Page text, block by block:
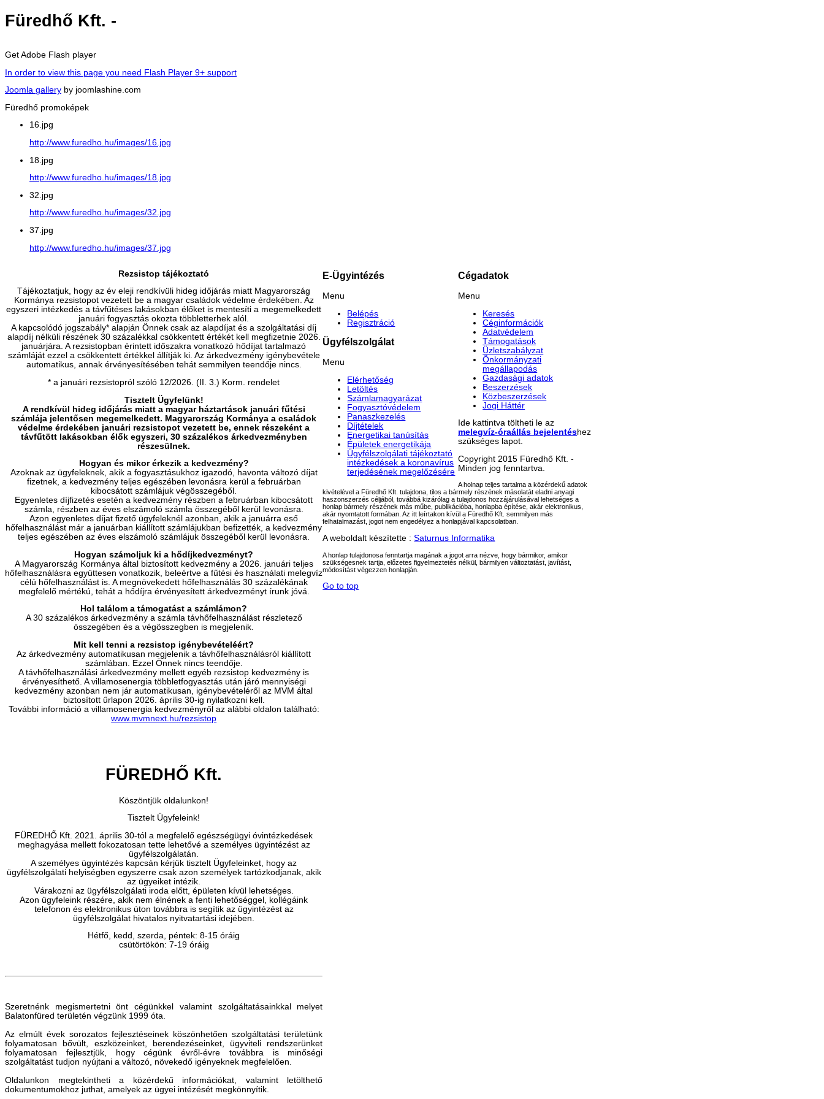
Füredhő Kft. -
Get Adobe Flash player
In order to view this page you need Flash Player 9+ support
Joomla gallery by joomlashine.com
Füredhő promoképek
16.jpg
http://www.furedho.hu/images/16.jpg
18.jpg
http://www.furedho.hu/images/18.jpg
32.jpg
http://www.furedho.hu/images/32.jpg
37.jpg
http://www.furedho.hu/images/37.jpg
Rezsistop tájékoztató
Tájékoztatjuk, hogy az év eleji rendkívüli hideg időjárás miatt Magyarország
Kormánya rezsistopot vezetett be a magyar családok védelme érdekében. Az
egyszeri intézkedés a távfűtéses lakásokban élőket is mentesíti a megemelkedett
januári fogyasztás okozta többletterhek alól.
A kapcsolódó jogszabály* alapján Önnek csak az alapdíjat és a szolgáltatási díj
alapdíj nélküli részének 30 százalékkal csökkentett értékét kell megfizetnie 2026.
januárjára. A rezsistopban érintett időszakra vonatkozó hődíjat tartalmazó
számláját ezzel a csökkentett értékkel állítják ki. Az árkedvezmény igénybevétele
automatikus, annak érvényesítésében tehát semmilyen teendője nincs.
* a januári rezsistopról szóló 12/2026. (II. 3.) Korm. rendelet
Tisztelt Ügyfelünk!
A rendkívül hideg időjárás miatt a magyar háztartások januári fűtési
számlája jelentősen megemelkedett. Magyarország Kormánya a családok
védelme érdekében januári rezsistopot vezetett be, ennek részeként a
távfűtött lakásokban élők egyszeri, 30 százalékos árkedvezményben
részesülnek.
Hogyan és mikor érkezik a kedvezmény?
Azoknak az ügyfeleknek, akik a fogyasztásukhoz igazodó, havonta változó díjat
fizetnek, a kedvezmény teljes egészében levonásra kerül a februárban
kibocsátott számlájuk végösszegéből.
Egyenletes díjfizetés esetén a kedvezmény részben a februárban kibocsátott
számla, részben az éves elszámoló számla összegéből kerül levonásra.
Azon egyenletes díjat fizető ügyfeleknél azonban, akik a januárra eső
hőfelhasználást már a januárban kiállított számlájukban befizették, a kedvezmény
teljes egészében az éves elszámoló számlájuk összegéből kerül levonásra.
Hogyan számoljuk ki a hődíjkedvezményt?
A Magyarország Kormánya által biztosított kedvezmény a 2026. januári teljes
hőfelhasználásra együttesen vonatkozik, beleértve a fűtési és használati melegvíz
célú hőfelhasználást is. A megnövekedett hőfelhasználás 30 százalékának
megfelelő mértékú, tehát a hődíjra érvényesített árkedvezményt írunk jóvá.
Hol találom a támogatást a számlámon?
A 30 százalékos árkedvezmény a számla távhőfelhasználást részletező
összegében és a végösszegben is megjelenik.
Mit kell tenni a rezsistop igénybevételéért?
Az árkedvezmény automatikusan megjelenik a távhőfelhasználásról kiállított
számlában. Ezzel Önnek nincs teendője.
A távhőfelhasználási árkedvezmény mellett egyéb rezsistop kedvezmény is
érvényesíthető. A villamosenergia többletfogyasztás után járó mennyiségi
kedvezmény azonban nem jár automatikusan, igénybevételéről az MVM által
biztosított űrlapon 2026. április 30-ig nyilatkozni kell.
További információ a villamosenergia kedvezményről az alábbi oldalon található:
www.mvmnext.hu/rezsistop
FÜREDHŐ Kft.
Köszöntjük oldalunkon!
Tisztelt Ügyfeleink!
FÜREDHŐ Kft. 2021. április 30-tól a megfelelő egészségügyi óvintézkedések
meghagyása mellett fokozatosan tette lehetővé a személyes ügyintézést az
ügyfélszolgálatán.
A személyes ügyintézés kapcsán kérjük tisztelt Ügyfeleinket, hogy az
ügyfélszolgálati helyiségben egyszerre csak azon személyek tartózkodjanak, akik
az ügyeiket intézik.
Várakozni az ügyfélszolgálati iroda előtt, épületen kívül lehetséges.
Azon ügyfeleink részére, akik nem élnének a fenti lehetőséggel, kollégáink
telefonon és elektronikus úton továbbra is segítik az ügyintézést az
ügyfélszolgálat hivatalos nyitvatartási idejében.
Hétfő, kedd, szerda, péntek: 8-15 óráig
csütörtökön: 7-19 óráig
Szeretnénk megismertetni önt cégünkkel valamint szolgáltatásainkkal melyet
Balatonfüred területén végzünk 1999 óta.
Az elmúlt évek sorozatos fejlesztéseinek köszönhetően szolgáltatási területünk
folyamatosan bővült, eszközeinket, berendezéseinket, ügyviteli rendszerünket
folyamatosan fejlesztjük, hogy cégünk évről-évre továbbra is minőségi
szolgáltatást tudjon nyújtani a változó, növekedő igényeknek megfelelően.
Oldalunkon megtekintheti a közérdekű információkat, valamint letölthető
dokumentumokhoz juthat, amelyek az ügyei intézését megkönnyítik.
E-Ügyintézés
Menu
Belépés
Regisztráció
Ügyfélszolgálat
Menu
Elérhetőség
Letöltés
Számlamagyarázat
Fogyasztóvédelem
Panaszkezelés
Díjtételek
Energetikai tanúsítás
Épületek energetikája
Ügyfélszolgálati tájékoztató
intézkedések a koronavírus
terjedésének megelőzésére
Cégadatok
Menu
Keresés
Céginformációk
Adatvédelem
Támogatások
Üzletszabályzat
Önkormányzati
megállapodás
Gazdasági adatok
Beszerzések
Közbeszerzések
Jogi Háttér
Ide kattintva töltheti le az
melegvíz-óraállás bejelentéshez
szükséges lapot.
Copyright 2015 Füredhő Kft. -
Minden jog fenntartva.
A holnap teljes tartalma a közérdekű adatok
kivételével a Füredhő Kft. tulajdona, tilos a bármely részének másolatát eladni anyagi
haszonszerzés céljából, továbbá kizárólag a tulajdonos hozzájárulásával lehetséges a
honlap bármely részének más műbe, publikációba, honlapba építése, akár elektronikus,
akár nyomtatott formában. Az itt leírtakon kívül a Füredhő Kft. semmilyen más
felhatalmazást, jogot nem engedélyez a honlapjával kapcsolatban.
A weboldalt készítette :Saturnus Informatika
A honlap tulajdonosa fenntartja magának a jogot arra nézve, hogy bármikor, amikor
szükségesnek tartja, előzetes figyelmeztetés nélkül, bármilyen változtatást, javítást,
módosítást végezzen honlapján.
Go to top